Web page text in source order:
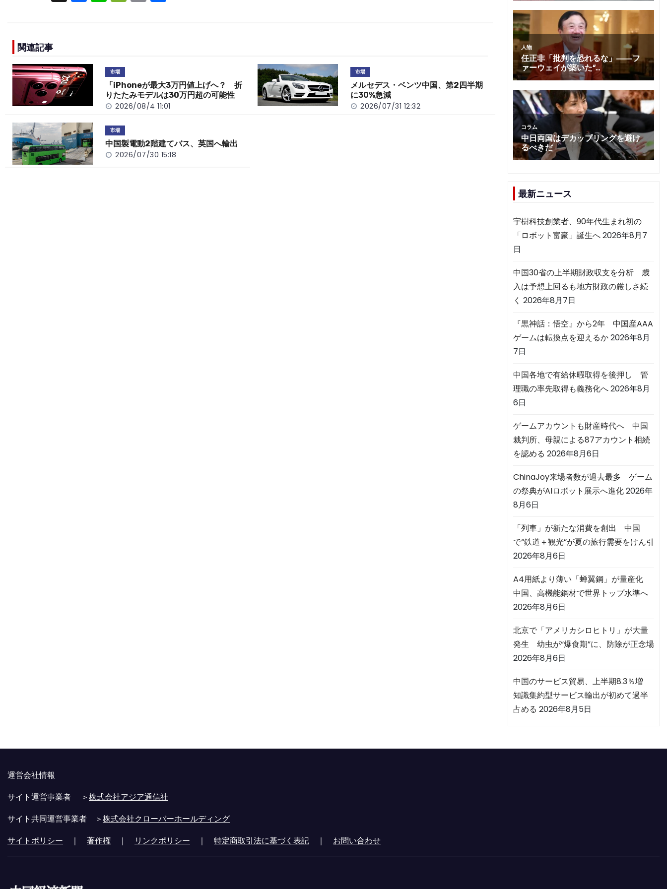
a
k
n e o
k
関連記事
市場
「iPhoneが最大3万円値上げへ？ 折
りたたみモデルは30万円超の可能性
2026/08/4 11:01
市場
メルセデス・ベンツ中国、第2四半期
に30%急減
2026/07/31 12:32
市場
中国製電動2階建てバス、英国へ輸出
2026/07/30 15:18
最新ニュース
宇樹科技創業者、90年代生まれ初の
「ロボット富豪」誕生へ2026年8月7
日
中国30省の上半期財政収支を分析 歳
入は予想上回るも地方財政の厳しさ続
く 2026年8月7日
『黒神話：悟空』から2年 中国産AAA
ゲームは転換点を迎えるか2026年8月
7日
中国各地で有給休暇取得を後押し 管
理職の率先取得も義務化へ2026年8月
6日
ゲームアカウントも財産時代へ 中国
裁判所、母親による87アカウント相続
を認める 2026年8月6日
ChinaJoy来場者数が過去最多 ゲーム
の祭典がAIロボット展示へ進化2026年
8月6日
「列車」が新たな消費を創出 中国
で“鉄道＋観光”が夏の旅行需要をけん引
2026年8月6日
A4用紙より薄い「蝉翼鋼」が量産化
中国、高機能鋼材で世界トップ水準へ
2026年8月6日
北京で「アメリカシロヒトリ」が大量
発生 幼虫が“爆食期”に、防除が正念場
2026年8月6日
中国のサービス貿易、上半期8.3％増
知識集約型サービス輸出が初めて過半
占める 2026年8月5日
運営会社情報
サイト運営事業者 ＞株式会社アジア通信社
サイト共同運営事業者 ＞株式会社クローバーホールディング
サイトポリシー ｜ 著作権 ｜ リンクポリシー ｜ 特定商取引法に基づく表記 ｜ お問い合わせ